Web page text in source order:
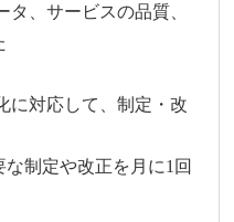
サービスの品質、
対応して、制定・改
制定や改正を月に1回